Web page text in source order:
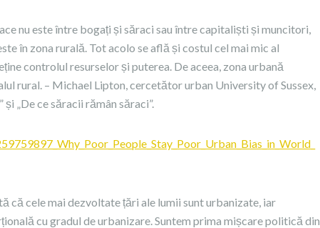
nu este între bogați și săraci sau între capitaliști și muncitori,
în zona rurală. Tot acolo se află și costul cel mai mic al
controlul resurselor și puterea. De aceea, zona urbană
rural. – Michael Lipton, cercetător urban University of Sussex,
„De ce săracii rămân săraci”.
că cele mai dezvoltate țări ale lumii sunt urbanizate, iar
cu gradul de urbanizare. Suntem prima mișcare politică din